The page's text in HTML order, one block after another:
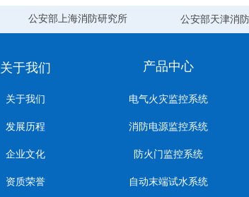
关于我们
关于我们
发展历程
企业文化
资质荣誉
产品中心
电气火灾监控系统
消防电源监控系统
防火门监控系统
自动末端试水系统
公安部上海消防研究所 公安部天津消